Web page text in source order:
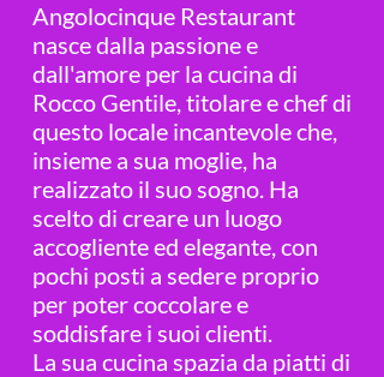
Angolocinque Restaurant
nasce dalla passione e
dall'amore per la cucina di
Rocco Gentile, titolare e chef di
questo locale incantevole che,
insieme a sua moglie, ha
realizzato il suo sogno. Ha
scelto di creare un luogo
accogliente ed elegante, con
pochi posti a sedere proprio
per poter coccolare e
soddisfare i suoi clienti.
La sua cucina spazia da piatti di